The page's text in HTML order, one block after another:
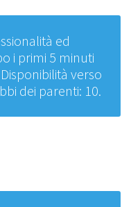
ed
i primi 5 minuti
verso
dei parenti: 10.